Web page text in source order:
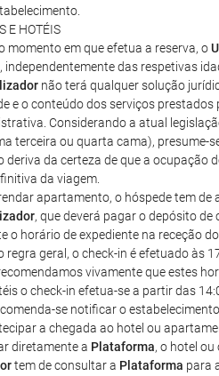
E HOTÉIS
momento em que efetua a reserva, o
independentemente das respetivas
não terá qualquer solução
e o conteúdo dos serviços
Considerando a atual
terceira ou quarta cama), presume-
deriva da certeza de que a ocupação
da viagem.
apartamento, o hóspede tem
, que deverá pagar o depósito
o horário de expediente na receção
regra geral, o check-in é efetuado às
vivamente que estes
o check-in efetua-se a partir das
se notificar o
a chegada ao hotel ou
diretamente a Plataforma, o hotel
tem de consultar a Plataforma para